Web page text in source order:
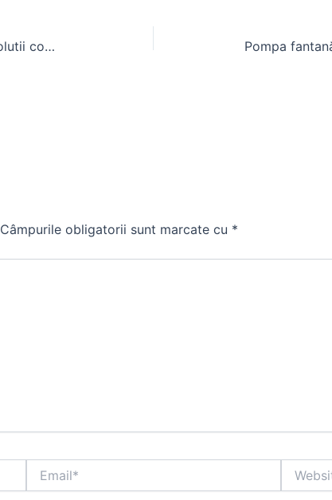
Cele mai mici tractoare de gradina: solutii compacte pentru spatii mici
Câmpurile obligatorii sunt marcate cu *